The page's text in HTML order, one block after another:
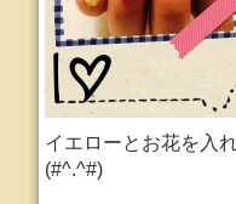
イエローとお花を入
(#^.^#)